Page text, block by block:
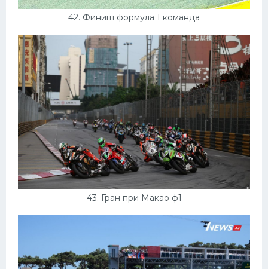
42. Финиш формула 1 команда
43. Гран при Макао ф1